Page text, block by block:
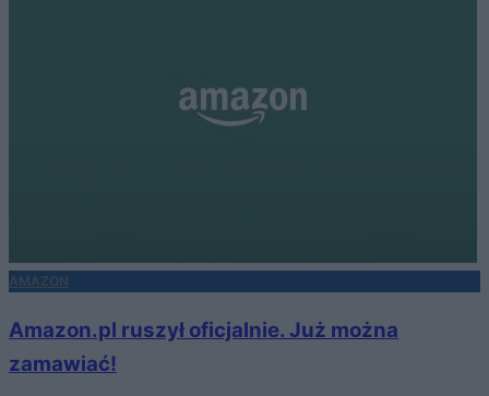
AMAZON
Amazon.pl ruszył oficjalnie. Już można
zamawiać!